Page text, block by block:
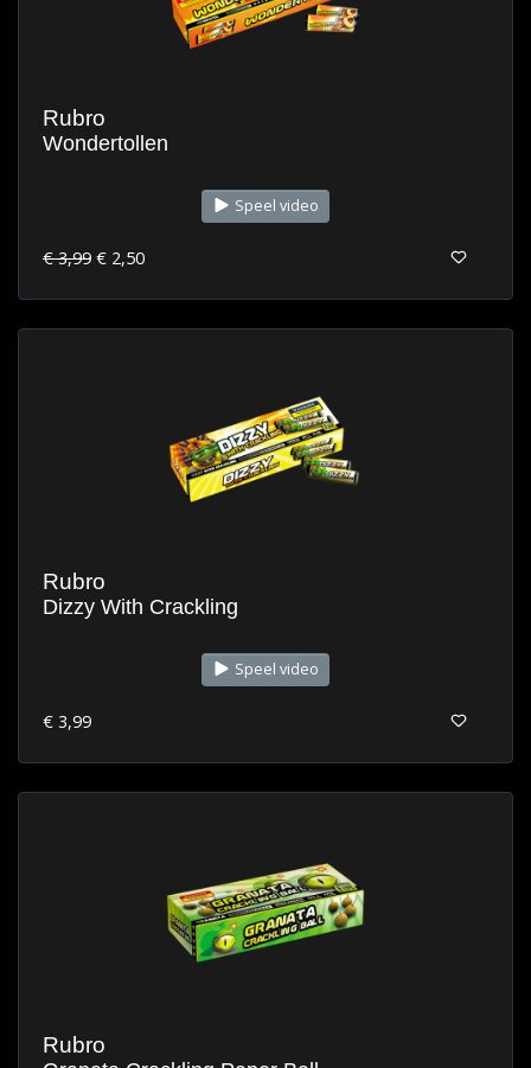
Rubro
Wondertollen
Speel video
€ 3,99 € 2,50
Rubro
Dizzy With Crackling
Speel video
€ 3,99
Rubro